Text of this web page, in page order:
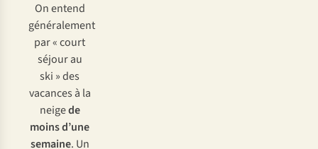
On entend
généralement
par « court
séjour au
ski » des
vacances à la
neigede
moins d’une
semaine. Un